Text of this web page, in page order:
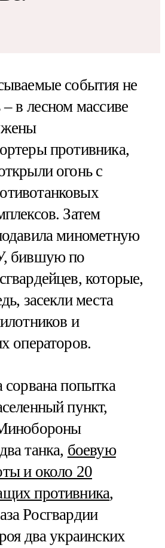
события не
в лесном массиве
противника,
огонь с
Затем
минометную
бившую по
которые,
засекли места
и
операторов.
попытка
пункт,
танка, боевую
и около 20
противника,
Росгвардии
два украинских